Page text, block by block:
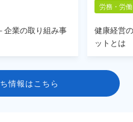
企業の取り組み事
労務・労働
健康経営
ットとは
情報はこちら